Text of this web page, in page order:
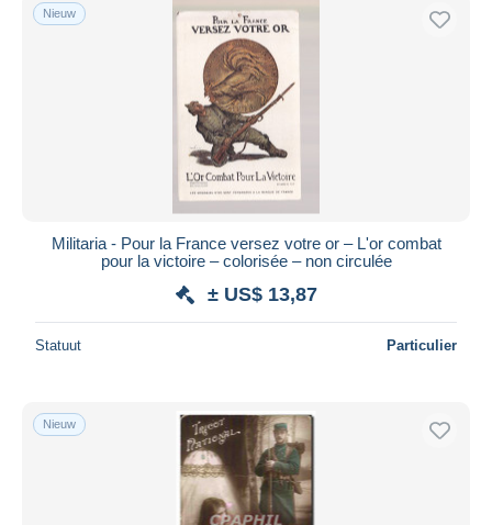
Nieuw
Militaria - Pour la France versez votre or – L'or combat
pour la victoire – colorisée – non circulée
± US$ 13,87
Statuut Particulier
Nieuw